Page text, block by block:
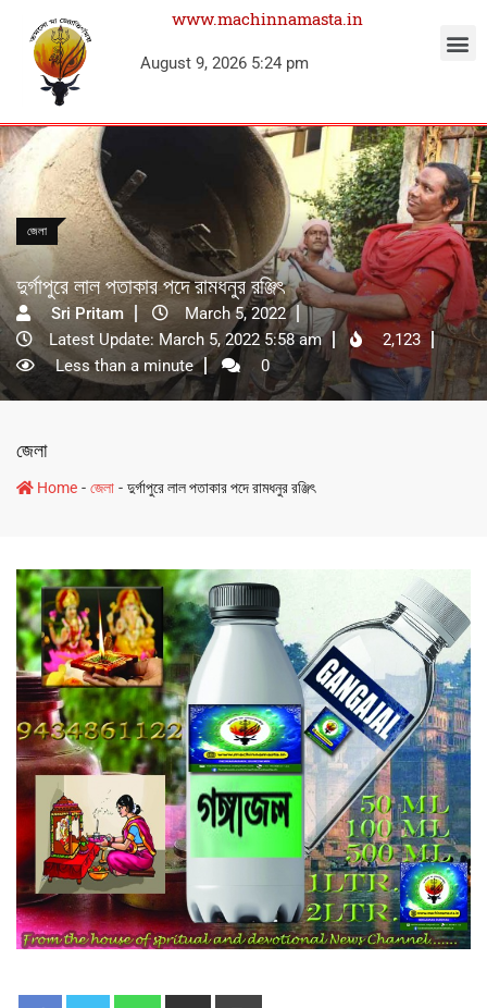
www.machinnamasta.in
August 9, 2026 5:24 pm
জেলা
দুর্গাপুরে লাল পতাকার পদে রামধনুর রঞ্জিৎ
Sri Pritam
March 5, 2022
Latest Update: March 5, 2022 5:58 am
2,123
Less than a minute
0
জেলা
Home - জেলা - দুর্গাপুরে লাল পতাকার পদে রামধনুর রঞ্জিৎ